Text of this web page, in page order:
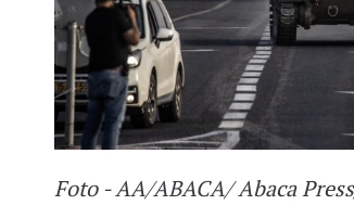
Foto - AA/ABACA/ Abaca